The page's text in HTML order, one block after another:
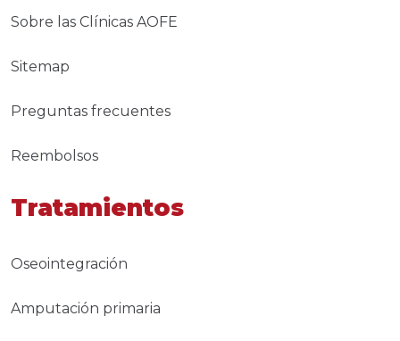
Sobre las Clínicas AOFE
Sitemap
Preguntas frecuentes
Reembolsos
Tratamientos
Oseointegración
Amputación primaria